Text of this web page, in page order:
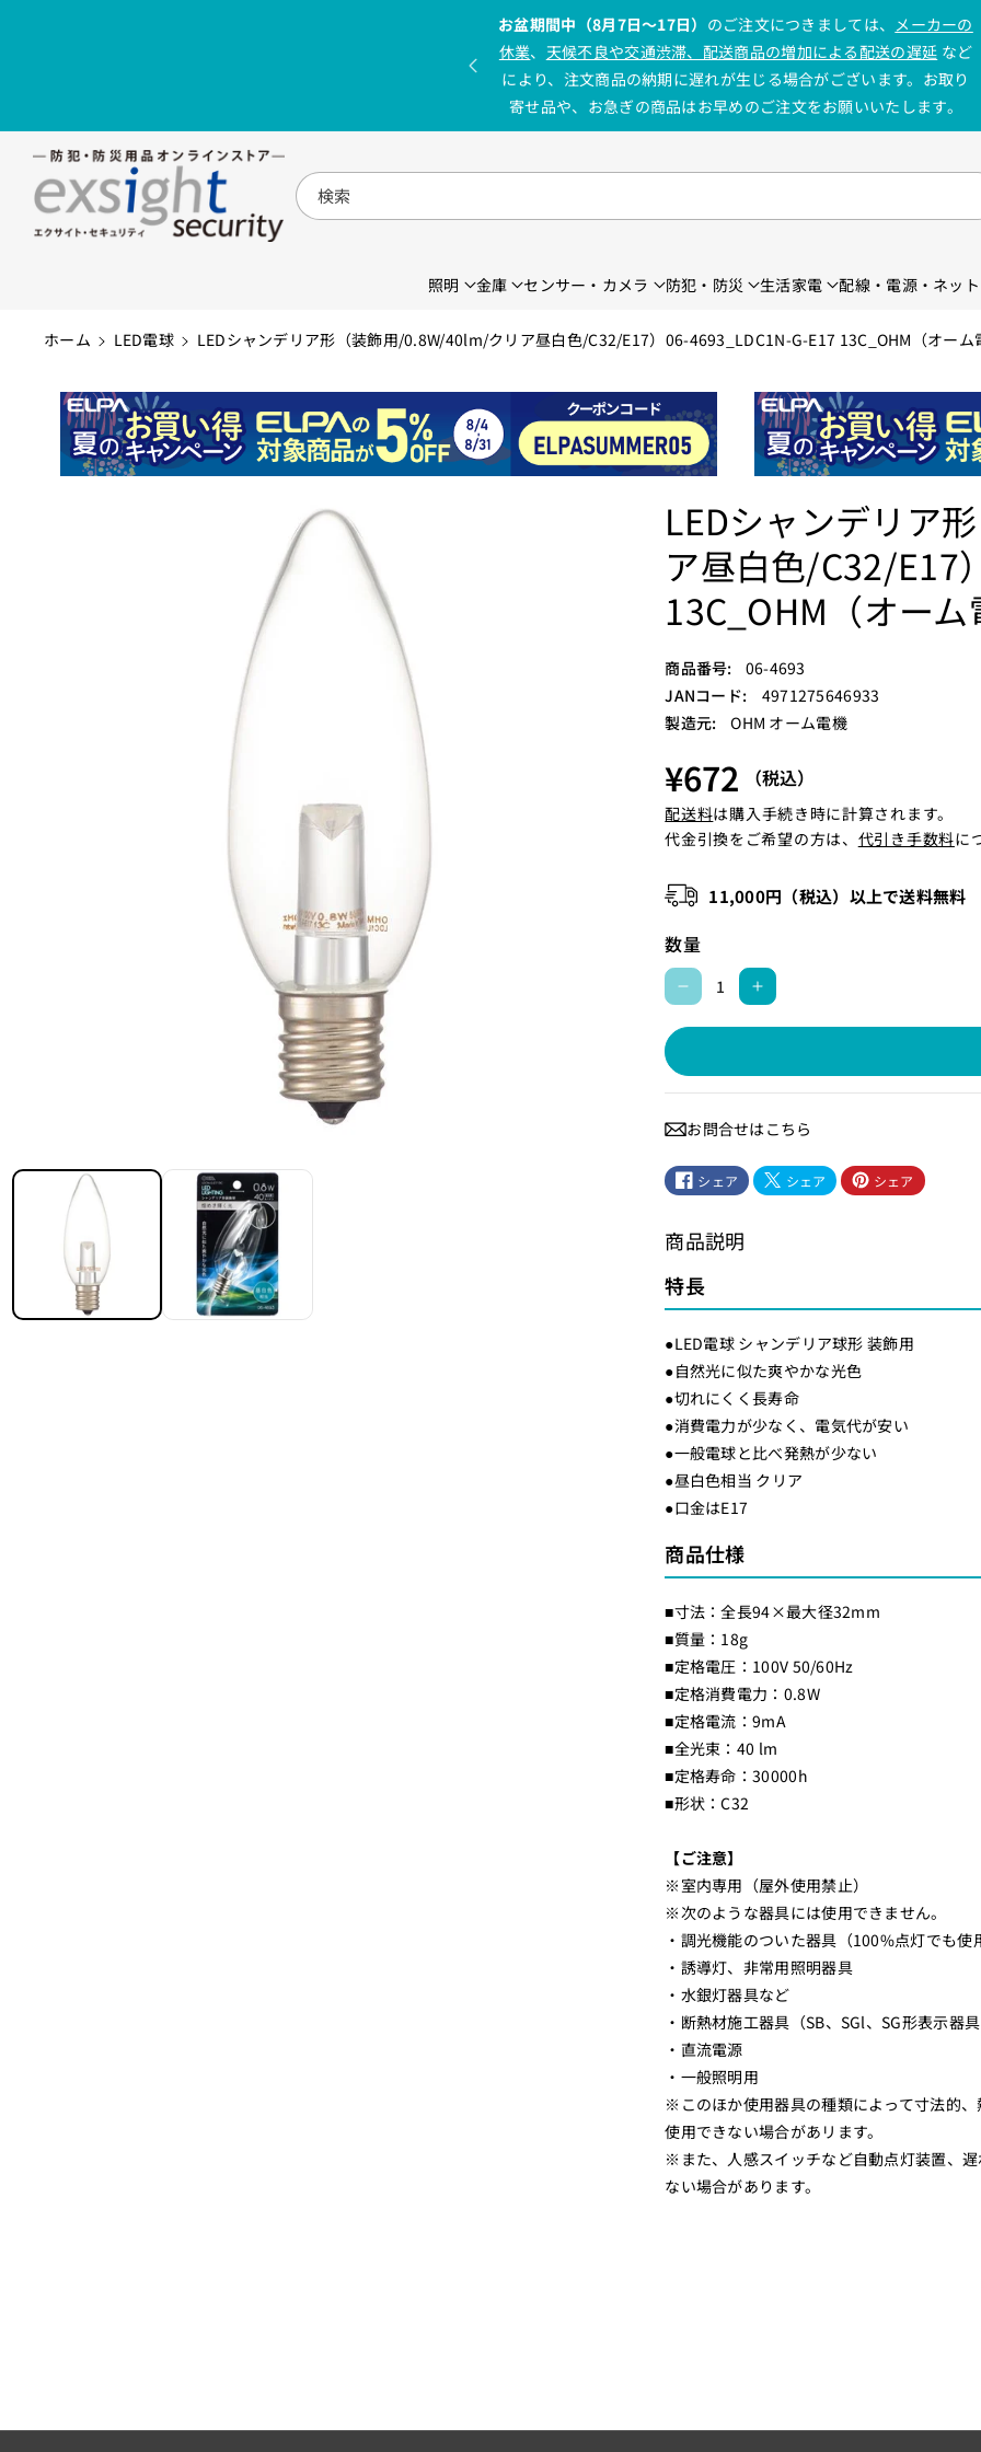
お盆期間中（8月7日〜17日） のご注文につきましては、
メーカーの
休業、 天候不良や交通渋滞、配送商品の増加による配送の遅延 など
により、注文商品の納期に遅れが生じる場合がございます。お取り
寄せ品や、お急ぎの商品はお早めのご注文をお願いいたします。
検索
照明 金庫 センサー・カメラ 防犯・防災 生活家電 配線・電源・ネッ
ホーム LED電球 LEDシャンデリア形（装飾用/0.8W/40lm/クリア昼白色/C32/E17）06-4693_LDC1N-G-E17 13C_OHM（オーム
LEDシャンデリア
ア昼白色/C32/E17
13C_OHM（オー
商品番号:
S
K
U
06-4693
JANコード:
4971275646933
製造元:
OHM オーム電機
¥672 （税込）
配送料は購入手続き時に計算されます。
代金引換をご希望の方は、 代引き手数料に
11,000円（税込）以上で送料無料
数量
L
E
シ
ン
デ
リ
ア
形
（
装
飾
用
/
0
.
8
W
/
4
l
m
/
ク
リ
ア
昼
色
/
C
3
2
/
E
1
7
）
0
6
-
L
E
シ
ン
デ
リ
装
飾
用
/
0
.
8
l
m
/
ク
リ
ア
/
C
3
2
/
E
7
）
0
6
-
お問合せはこちら
シェア シェア シェア
商品説明
特長
●LED電球 シャンデリア球形 装飾用
●自然光に似た爽やかな光色
●切れにくく長寿命
●消費電力が少なく、電気代が安い
●一般電球と比べ発熱が少ない
●昼白色相当 クリア
●口金はE17
商品仕様
■寸法：全長94×最大径32mm
■質量：18g
■定格電圧：100V 50/60Hz
■定格消費電力：0.8W
■定格電流：9mA
■全光束：40 lm
■定格寿命：30000h
■形状：C32
【ご注意】
※室内専用（屋外使用禁止）
※次のような器具には使用できません。
・調光機能のついた器具（100%点灯でも使
・誘導灯、非常用照明器具
・水銀灯器具など
・断熱材施工器具（SB、SGl、SG形表示器
・直流電源
・一般照明用
※このほか使用器具の種類によって寸法的
使用できない場合があリます。
※また、人感スイッチなど自動点灯装置、
ない場合があります。